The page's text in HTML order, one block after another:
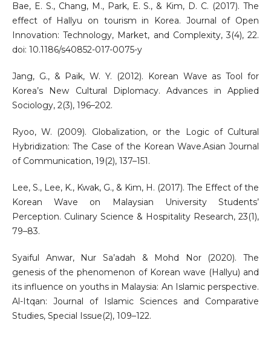
Bae, E. S., Chang, M., Park, E. S., & Kim, D. C. (2017). The
effect of Hallyu on tourism in Korea. Journal of Open
Innovation: Technology, Market, and Complexity, 3(4), 22.
doi: 10.1186/s40852-017-0075-y
Jang, G., & Paik, W. Y. (2012). Korean Wave as Tool for
Korea’s New Cultural Diplomacy. Advances in Applied
Sociology, 2(3), 196–202.
Ryoo, W. (2009). Globalization, or the Logic of Cultural
Hybridization: The Case of the Korean Wave.Asian Journal
of Communication, 19(2), 137–151.
Lee, S., Lee, K., Kwak, G., & Kim, H. (2017). The Effect of the
Korean Wave on Malaysian University Students’
Perception. Culinary Science & Hospitality Research, 23(1),
79–83.
Syaiful Anwar, Nur Sa’adah & Mohd Nor (2020). The
genesis of the phenomenon of Korean wave (Hallyu) and
its influence on youths in Malaysia: An Islamic perspective.
Al-Itqan: Journal of Islamic Sciences and Comparative
Studies, Special Issue(2), 109–122.